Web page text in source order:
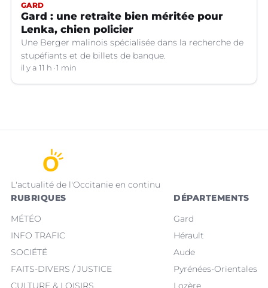
GARD
Gard : une retraite bien méritée pour
Lenka, chien policier
Une Berger malinois spécialisée dans la recherche de
stupéfiants et de billets de banque.
il y a 11 h 1 min
L'actualité de l'Occitanie en continu
RUBRIQUES
MÉTÉO
INFO TRAFIC
SOCIÉTÉ
FAITS-DIVERS / JUSTICE
CULTURE & LOISIRS
DÉPARTEMENTS
Gard
Hérault
Aude
Pyrénées-Orientales
Lozère